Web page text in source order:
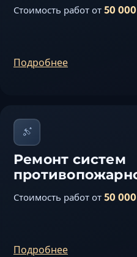
Стоимость работ от 50
Подробнее
Ремонт систем
Стоимость работ от 50
Подробнее